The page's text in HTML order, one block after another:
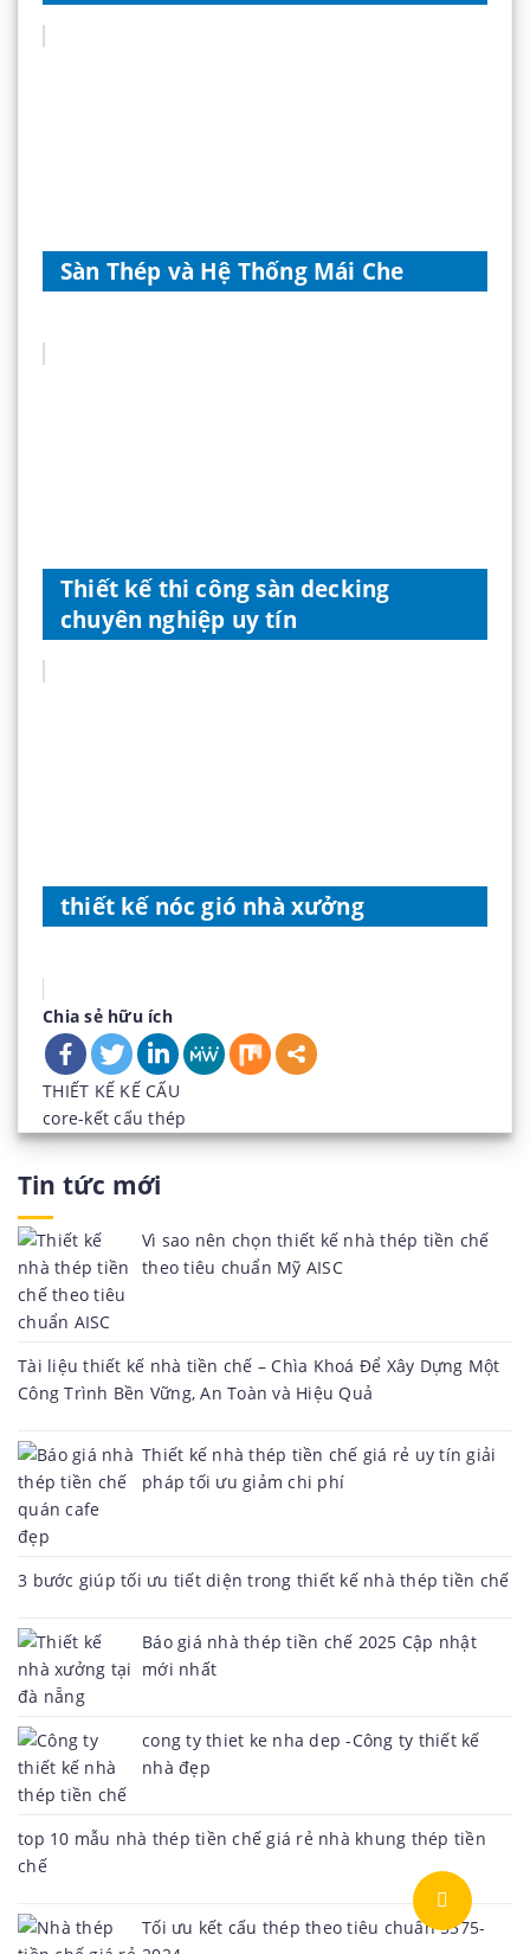
Sàn Thép và Hệ Thống Mái Che
Thiết kế thi công sàn decking
chuyên nghiệp uy tín
thiết kế nóc gió nhà xưởng
Chia sẻ hữu ích
Danh
mục:
THIẾT KẾ KẾ CẤU
Tag:
core-kết cấu thép
Tin tức mới
Vì sao nên chọn thiết kế nhà thép tiền chế
theo tiêu chuẩn Mỹ AISC
Tài liệu thiết kế nhà tiền chế – Chìa Khoá Để Xây Dựng Một
Công Trình Bền Vững, An Toàn và Hiệu Quả
Thiết kế nhà thép tiền chế giá rẻ uy tín giải
pháp tối ưu giảm chi phí
3 bước giúp tối ưu tiết diện trong thiết kế nhà thép tiền chế
Báo giá nhà thép tiền chế 2025 Cập nhật
mới nhất
cong ty thiet ke nha dep -Công ty thiết kế
nhà đẹp
top 10 mẫu nhà thép tiền chế giá rẻ nhà khung thép tiền
chế
Tối ưu kết cấu thép theo tiêu chuẩn 5575-